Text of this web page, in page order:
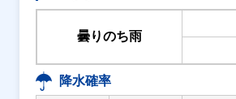
曇りのち雨
降水確率